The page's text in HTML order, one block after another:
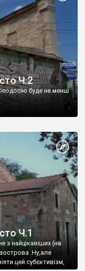
Ч.2
буде не менш
Ч.1
з найцікавіших (на
.Ну,але
цей субєктивізм,